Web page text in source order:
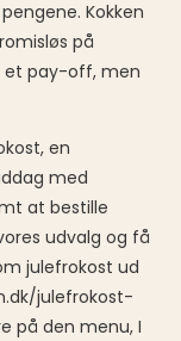
Kokken
på
et pay-off, men
en
med
at bestille
udvalg og få
julefrokost ud
julefrokost-
på den menu, I